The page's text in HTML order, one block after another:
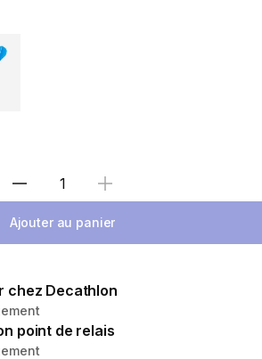
Sélectionnez la quantité
Ajouter au panier
chez Decathlon
point de relais